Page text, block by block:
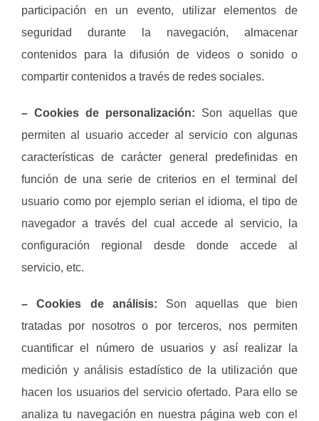
participación en un evento, utilizar elementos de
seguridad durante la navegación, almacenar
contenidos para la difusión de videos o sonido o
compartir contenidos a través de redes sociales.
– Cookies de personalización: Son aquellas que
permiten al usuario acceder al servicio con algunas
características de carácter general predefinidas en
función de una serie de criterios en el terminal del
usuario como por ejemplo serian el idioma, el tipo de
navegador a través del cual accede al servicio, la
configuración regional desde donde accede al
servicio, etc.
– Cookies de análisis: Son aquellas que bien
tratadas por nosotros o por terceros, nos permiten
cuantificar el número de usuarios y así realizar la
medición y análisis estadístico de la utilización que
hacen los usuarios del servicio ofertado. Para ello se
analiza tu navegación en nuestra página web con el